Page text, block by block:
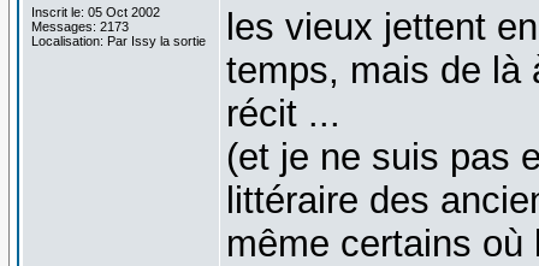
Inscrit le: 05 Oct 2002
Messages: 2173
Localisation: Par Issy la sortie
les vieux jettent
temps, mais de là
récit ...
(et je ne suis pas
littéraire des
même certains